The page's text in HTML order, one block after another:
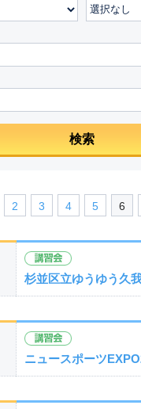
2 3 4 5 6
杉並区立ゆうゆう久
ニュースポーツ